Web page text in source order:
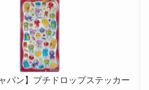
パン】プチドロップステッカー